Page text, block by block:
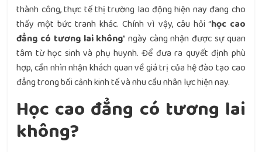
thành công, thực tế thị trường lao động hiện nay đang cho
thấy một bức tranh khác. Chính vì vậy, câu hỏi “học cao
đẳng có tương lai không” ngày càng nhận được sự quan
tâm từ học sinh và phụ huynh. Để đưa ra quyết định phù
hợp, cần nhìn nhận khách quan về giá trị của hệ đào tạo cao
đẳng trong bối cảnh kinh tế và nhu cầu nhân lực hiện nay.
Học cao đẳng có tương lai
không?